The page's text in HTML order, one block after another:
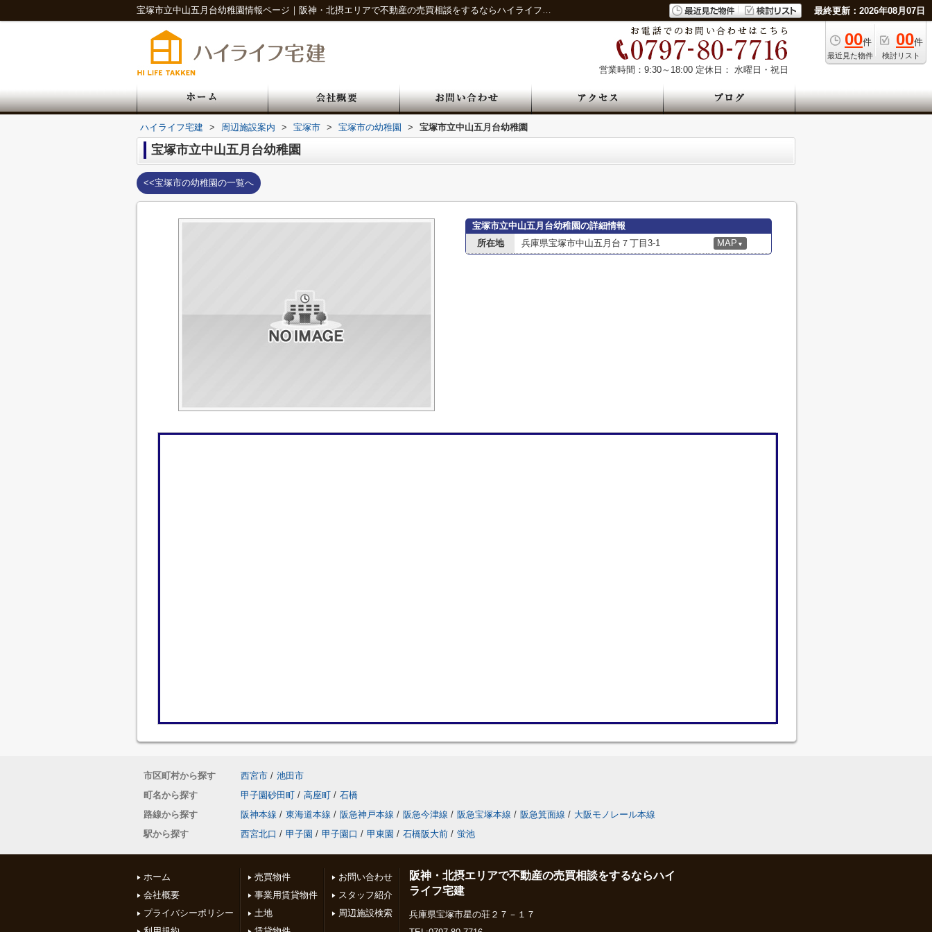
宝塚市立中山五月台幼稚園情報ページ｜阪神・北摂エリアで不動産の売買相談をするならハイライフ宅建 最終更新：2026年08月07日
00件
最近見た物件
00件
検討リスト
営業時間：9:30～18:00 定休日： 水曜日・祝日
ハイライフ宅建 > 周辺施設案内 > 宝塚市 > 宝塚市の幼稚園 > 宝塚市立中山五月台幼稚園
宝塚市立中山五月台幼稚園
<<宝塚市の幼稚園の一覧へ
宝塚市立中山五月台幼稚園の詳細情報
所在地
兵庫県宝塚市中山五月台７丁目3-1 MAP ▼
市区町村から探す 西宮市 / 池田市
町名から探す
甲子園砂田町 / 高座町 / 石橋
路線から探す
阪神本線 / 東海道本線 / 阪急神戸本線 / 阪急今津線 / 阪急宝塚本線 / 阪急箕面線 / 大阪モノレール本線
駅から探す
西宮北口 / 甲子園 / 甲子園口 / 甲東園 / 石橋阪大前 / 蛍池
ホーム
会社概要
プライバシーポリシー
売買物件
事業用賃貸物件
土地
お問い合わせ
スタッフ紹介
周辺施設検索
阪神・北摂エリアで不動産の売買相談をするならハイ
ライフ宅建
兵庫県宝塚市星の荘２７－１７